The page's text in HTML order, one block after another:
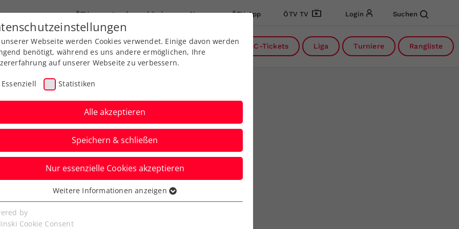
ÖTV Landesverbände News ÖTV App ÖTV TV Login Suchen
Ausbildungen Services Über uns DC-Tickets Liga Turniere Rangliste
- Die GTC-Open
- das Masters folgt
Webseite werden Cookies verwendet. Einige davon werden
benötigt, während es uns andere ermöglichen, Ihre
auf unserer Webseite zu verbessern.
Essenziell Statistiken
Alle akzeptieren
Speichern & schließen
Nur essenzielle Cookies akzeptieren
Cookies werden für grundlegende Funktionen der
benötigt. Dadurch ist gewährleistet, dass die Webseite
Weitere Informationen anzeigen
by
Cookie Consent